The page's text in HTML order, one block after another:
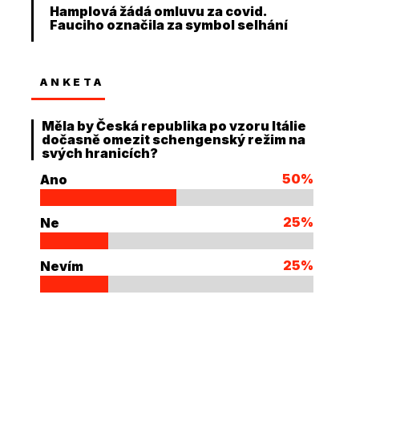
Hamplová žádá omluvu za covid.
Fauciho označila za symbol selhání
ANKETA
Měla by Česká republika po vzoru Itálie
dočasně omezit schengenský režim na
svých hranicích?
Ano
50%
Ne 25%
Nevím 25%